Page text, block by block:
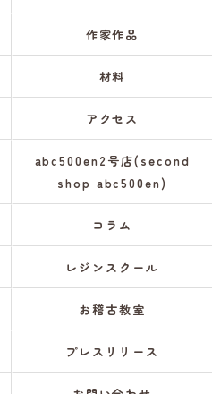
作家作品
材料
アクセス
abc500en2号店(second
shop abc500en)
コラム
レジンスクール
お稽古教室
プレスリリース